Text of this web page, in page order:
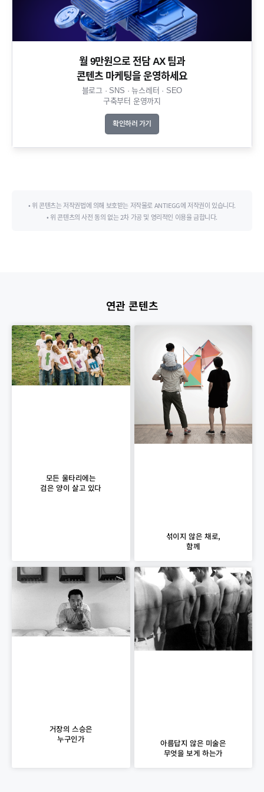
월 9만원으로 전담 AX 팀과
콘텐츠 마케팅을 운영하세요​
블로그 · SNS · 뉴스레터 · SEO
구축부터 운영까지​
확인하러 가기
• 위 콘텐츠는 저작권법에 의해 보호받는 저작물로 ANTIEGG에 저작권이 있습니다.
• 위 콘텐츠의 사전 동의 없는 2차 가공 및 영리적인 이용을 금합니다.
연관 콘텐츠
모든 울타리에는
검은 양이 살고 있다
섞이지 않은 채로,
함께
거장의 스승은
누구인가
아름답지 않은 미술은
무엇을 보게 하는가